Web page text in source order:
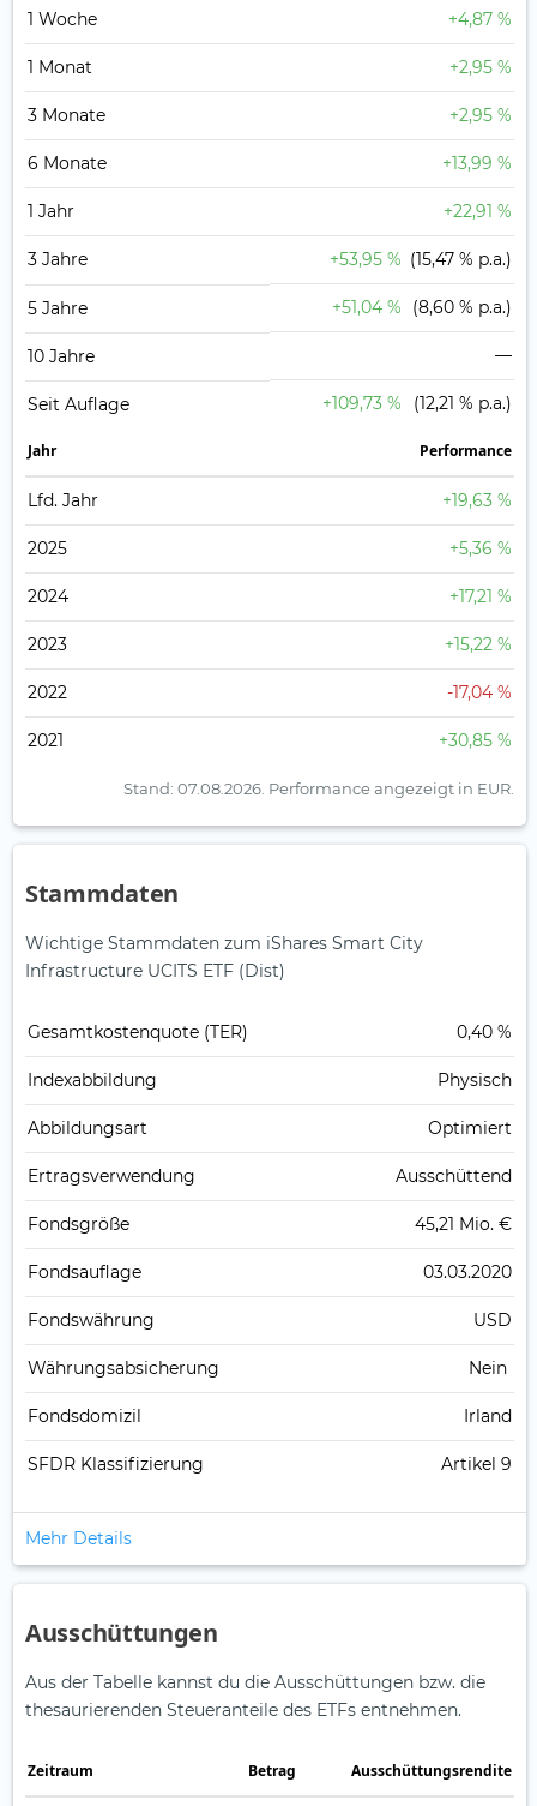
1 Woche +4,87 %
1 Monat +2,95 %
3 Monate +2,95 %
6 Monate +13,99 %
1 Jahr +22,91 %
3 Jahre +53,95 % (15,47 % p.a.)
5 Jahre +51,04 % (8,60 % p.a.)
10 Jahre —
Seit Auflage +109,73 % (12,21 % p.a.)
Jahr Perfor­mance
Lfd. Jahr +19,63 %
2025 +5,36 %
2024 +17,21 %
2023 +15,22 %
2022 -17,04 %
2021 +30,85 %
Stand: 07.08.2026. Performance angezeigt in EUR.
Stammdaten
Wichtige Stammdaten zum iShares Smart City
Infrastructure UCITS ETF (Dist)
Gesamt­kosten­quote (TER) 0,40 %
Index­abbildung Physisch
Abbildungs­art Optimiert
Ertrags­verwendung Ausschüttend
Fonds­größe 45,21 Mio. €
Fonds­auflage 03.03.2020
Fonds­währung USD
Währungsabsicherung Nein
Fondsdomizil Irland
SFDR Klassifizierung Artikel 9
Mehr Details
Ausschüttungen
Aus der Tabelle kannst du die Ausschüttungen bzw. die
thesaurierenden Steueranteile des ETFs entnehmen.
Zeitraum Betrag Ausschüttungsrendite